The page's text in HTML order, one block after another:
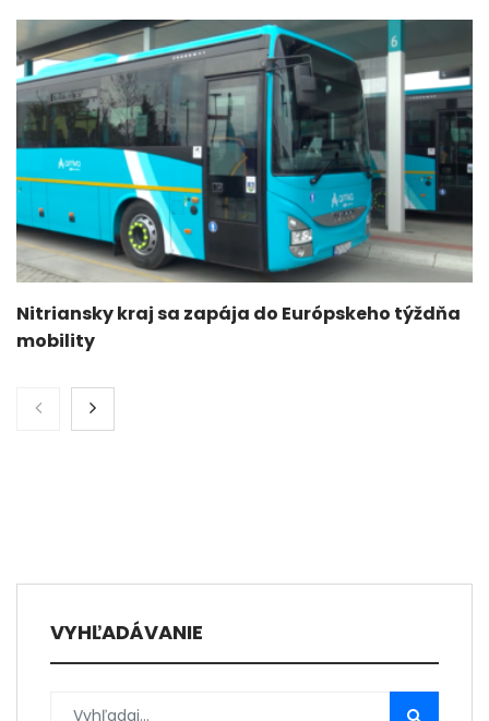
Nitriansky kraj sa zapája do Európskeho týždňa
mobility
VYHĽADÁVANIE